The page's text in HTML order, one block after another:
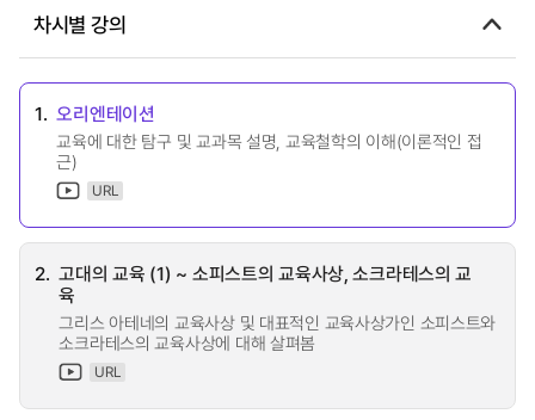
차시별 강의
1. 오리엔테이션
교육에 대한 탐구 및 교과목 설명, 교육철학의 이해(이론적인 접
근)
URL
2. 고대의 교육 (1) ~ 소피스트의 교육사상, 소크라테스의 교
육
그리스 아테네의 교육사상 및 대표적인 교육사상가인 소피스트와
소크라테스의 교육사상에 대해 살펴봄
URL